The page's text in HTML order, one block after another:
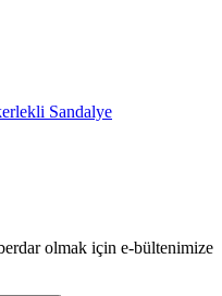
Sandalye
olmak için e-bültenimize